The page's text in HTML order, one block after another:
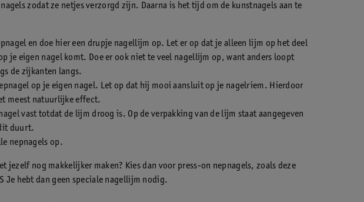
zodat ze netjes verzorgd zijn. Daarna is het tijd om de kunstnagels aan te
en doe hier een drupje nagellijm op. Let er op dat je alleen lijm op het deel
je eigen nagel komt. Doe er ook niet te veel nagellijm op, want anders loopt
de zijkanten langs.
op je eigen nagel. Let op dat hij mooi aansluit op je nagelriem. Hierdoor
meest natuurlijke effect.
vast totdat de lijm droog is. Op de verpakking van de lijm staat aangegeven
duurt.
nepnagels op.
jezelf nog makkelijker maken? Kies dan voor press-on nepnagels, zoals deze
Je hebt dan geen speciale nagellijm nodig.